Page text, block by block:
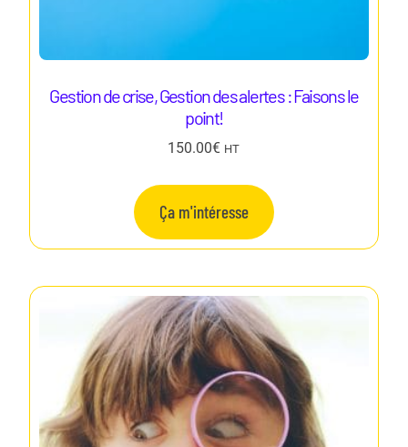
Gestion de crise, Gestion des alertes : Faisons le
point!
150.00€ HT
Ça m'intéresse